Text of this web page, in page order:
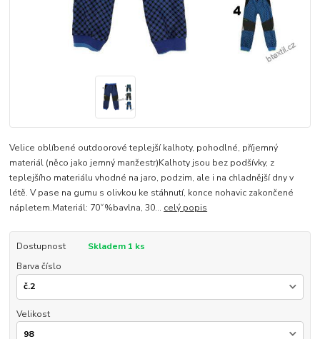
Velice oblíbené outdoorové teplejší kalhoty, pohodlné, příjemný
materiál (něco jako jemný manžestr)Kalhoty jsou bez podšívky, z
teplejšího materiálu vhodné na jaro, podzim, ale i na chladnější dny v
létě. V pase na gumu s olivkou ke stáhnutí, konce nohavic zakončené
nápletem.Materiál: 70ˇ%bavlna, 30... celý popis
Dostupnost
Skladem 1 ks
Barva číslo
Velikost